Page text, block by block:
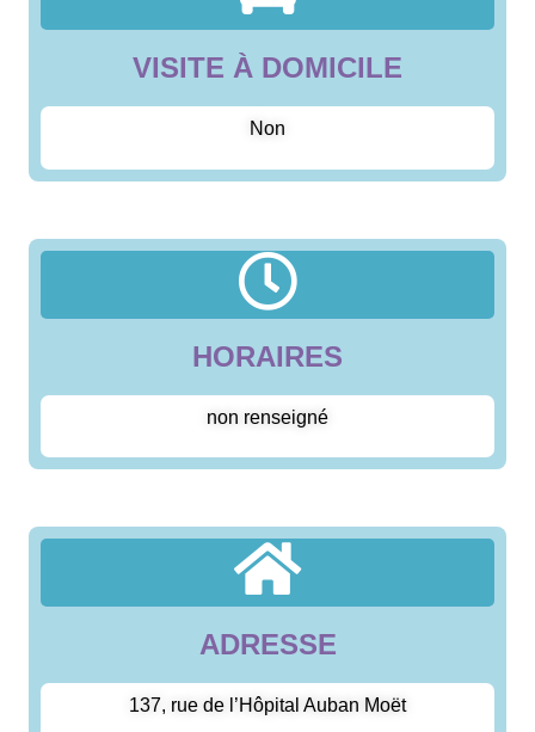
VISITE À DOMICILE
Non
HORAIRES
non renseigné
ADRESSE
137, rue de l’Hôpital Auban Moët